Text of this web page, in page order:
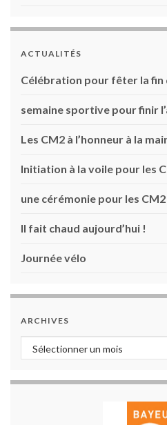
ACTUALITÉS
Célébration pour fêter la fin
semaine sportive pour finir
Les CM2 à l’honneur à la
Initiation à la voile pour les
une cérémonie pour les CM2
Il fait chaud aujourd’hui !
Journée vélo
ARCHIVES
Archives